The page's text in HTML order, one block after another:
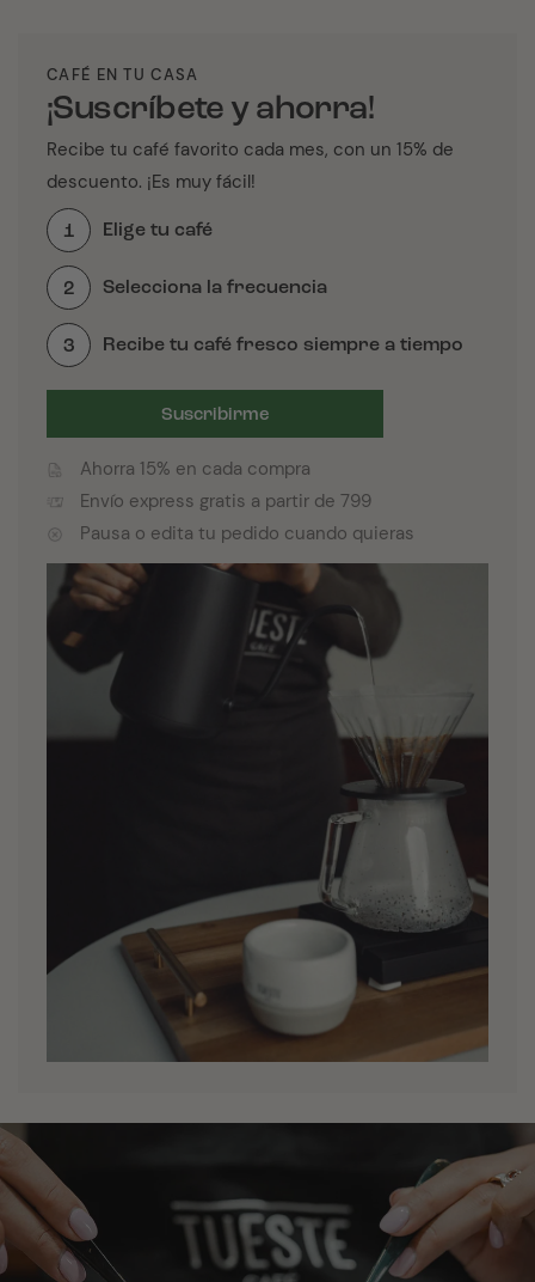
CAFÉ EN TU CASA
¡Suscríbete y ahorra!
Recibe tu café favorito cada mes, con un 15% de
descuento. ¡Es muy fácil!
1 Elige tu café
2 Selecciona la frecuencia
3 Recibe tu café fresco siempre a tiempo
Suscribirme
Ahorra 15% en cada compra
Envío express gratis a partir de 799
Pausa o edita tu pedido cuando quieras